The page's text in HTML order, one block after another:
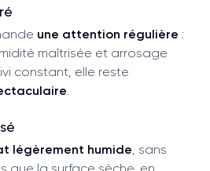
une attention régulière :
maîtrisée et arrosage
constant, elle reste
légèrement humide , sans
que la surface sèche, en